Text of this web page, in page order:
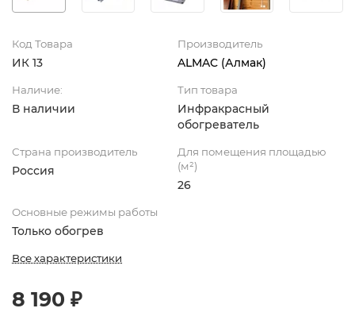
Код Товара
ИК 13
Производитель
ALMAC (Алмак)
Наличие:
В наличии
Тип товара
Инфракрасный
обогреватель
Страна производитель
Россия
Для помещения площадью
(м²)
26
Основные режимы работы
Только обогрев
Все характеристики
8 190 ₽